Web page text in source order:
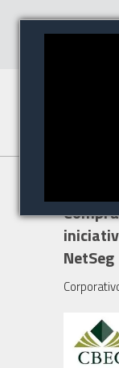
NetSeg